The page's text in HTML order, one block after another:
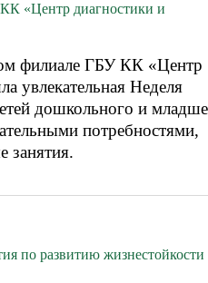
«Центр диагностики и
филиале ГБУ КК «Центр
увлекательная Неделя
дошкольного и
потребностями,
занятия.
по развитию жизнестойкости